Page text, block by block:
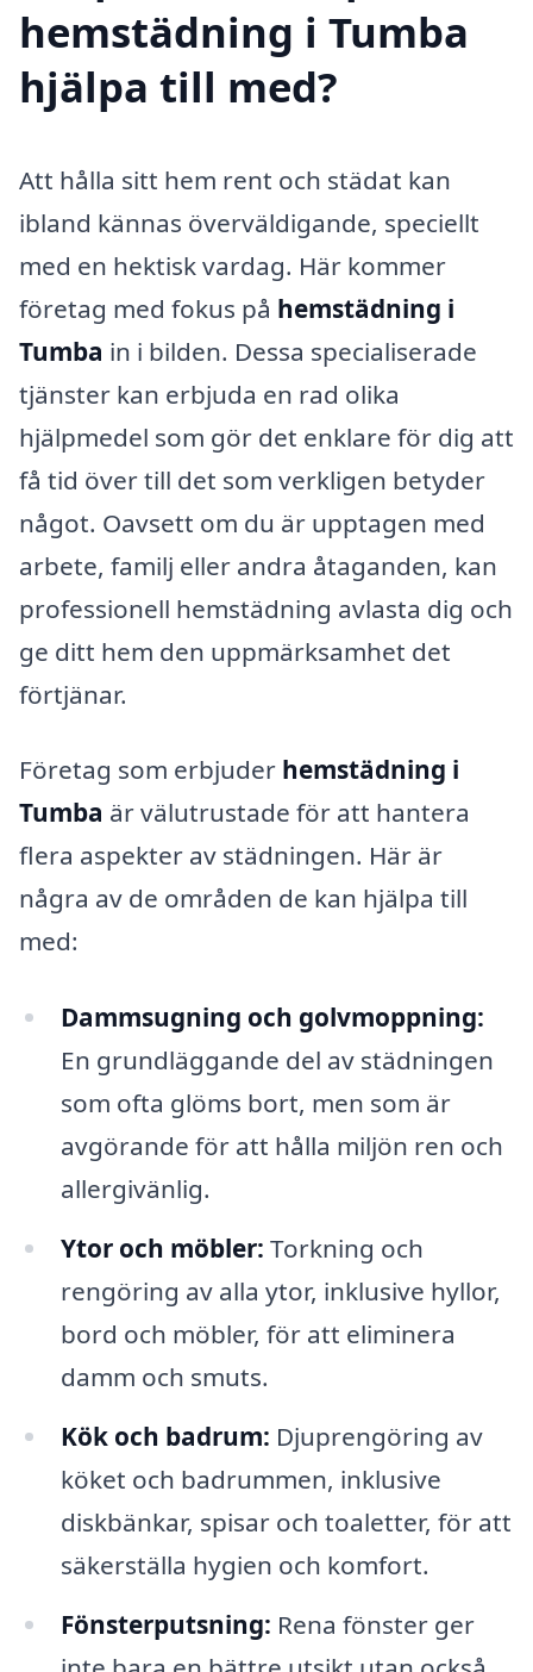
hemstädning i Tumba
hjälpa till med?
Att hålla sitt hem rent och städat kan
ibland kännas överväldigande, speciellt
med en hektisk vardag. Här kommer
företag med fokus på hemstädning i
Tumba in i bilden. Dessa specialiserade
tjänster kan erbjuda en rad olika
hjälpmedel som gör det enklare för dig att
få tid över till det som verkligen betyder
något. Oavsett om du är upptagen med
arbete, familj eller andra åtaganden, kan
professionell hemstädning avlasta dig och
ge ditt hem den uppmärksamhet det
förtjänar.
Företag som erbjuder hemstädning i
Tumba är välutrustade för att hantera
flera aspekter av städningen. Här är
några av de områden de kan hjälpa till
med:
Dammsugning och golvmoppning:
En grundläggande del av städningen
som ofta glöms bort, men som är
avgörande för att hålla miljön ren och
allergivänlig.
Ytor och möbler: Torkning och
rengöring av alla ytor, inklusive hyllor,
bord och möbler, för att eliminera
damm och smuts.
Kök och badrum: Djuprengöring av
köket och badrummen, inklusive
diskbänkar, spisar och toaletter, för att
säkerställa hygien och komfort.
Fönsterputsning: Rena fönster ger